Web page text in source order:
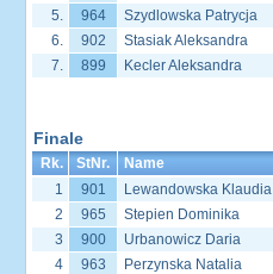
5.
964 Szydlowska Patrycja
6.
902 Stasiak Aleksandra
7.
899 Kecler Aleksandra
Finale
Rk. StNr. Name
1
901 Lewandowska Klaudia
2
965 Stepien Dominika
3
900 Urbanowicz Daria
4
963 Perzynska Natalia